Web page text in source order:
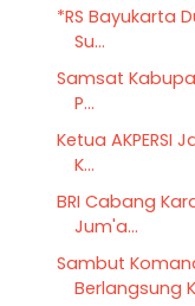
*RS Bayukarta
Su...
Samsat
P...
Ketua AKPERSI
K...
BRI Cabang
Jum'a...
Sambut
Berlangsung